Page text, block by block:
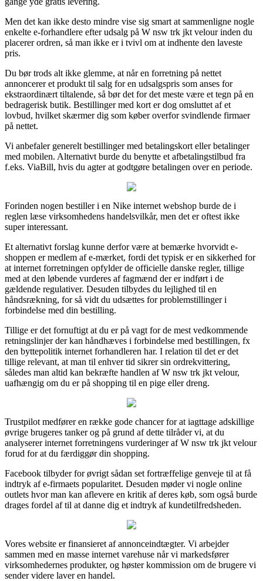
Men det kan ikke desto mindre vise sig smart at sammenligne nogle
enkelte e-forhandlere efter udsalg på W nsw trk jkt velour inden du
placerer ordren, så man ikke er i tvivl om at indhente den laveste
pris.
Du bør trods alt ikke glemme, at når en forretning på nettet
annoncerer et produkt til salg for en udsalgspris som anses for
ekstraordinært tiltalende, så bør det for det meste være et tegn på en
bedragerisk butik. Bestillinger med kort er dog omsluttet af et
lovbud, hvilket skærmer dig som køber overfor svindlende firmaer
på nettet.
Vi anbefaler generelt bestillinger med betalingskort eller betalinger
med mobilen. Alternativt burde du benytte et afbetalingstilbud fra
f.eks. ViaBill, hvis du agter at godtgøre betalingen over en periode.
Forinden nogen bestiller i en Nike internet webshop burde de i
reglen læse virksomhedens handelsvilkår, men det er oftest ikke
super interessant.
Et alternativt forslag kunne derfor være at bemærke hvorvidt e-
shoppen er medlem af e-mærket, fordi det typisk er en sikkerhed for
at internet forretningen opfylder de officielle danske regler, tillige
med at den løbende vurderes af fagmænd der er indført i de
gældende regulativer. Desuden tilbydes du lejlighed til en
håndsrækning, for så vidt du udsættes for problemstillinger i
forbindelse med din bestilling.
Tillige er det fornuftigt at du er på vagt for de mest vedkommende
retningslinjer der kan håndhæves i forbindelse med bestillingen, fx
den byttepolitik internet forhandleren har. I relation til det er det
tillige relevant, at man til enhver tid sikrer sin ordrekvittering,
således man altid kan bekræfte handlen af W nsw trk jkt velour,
uafhængig om du er på shopping til en pige eller dreng.
Trustpilot medfører en række gode chancer for at iagttage adskillige
øvrige brugeres tanker og på grund af dette tilråder vi, at du
analyserer internet forretningens vurderinger af W nsw trk jkt velour
forud for at du færdiggør din shopping.
Facebook tilbyder for øvrigt sådan set fortræffelige genveje til at få
indtryk af e-firmaets popularitet. Desuden møder vi nogle online
outlets hvor man kan aflevere en kritik af deres køb, som også burde
drages fordel af til at danne dig et indtryk af kundetilfredsheden.
Vores website er finansieret af annonceindtægter. Vi arbejder
sammen med en masse internet varehuse når vi markedsfører
virksomhedernes produkter, og høster kommission om de brugere vi
sender videre laver en handel.